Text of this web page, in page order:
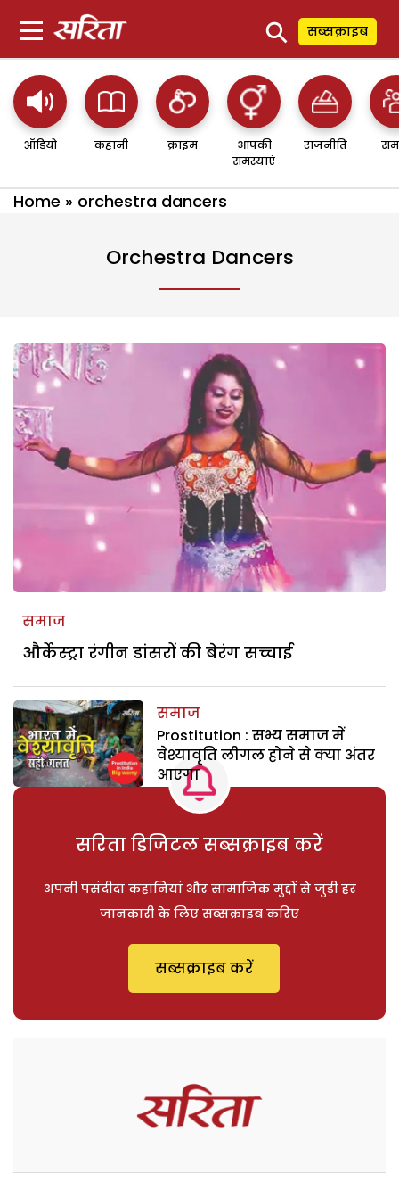
⚲ सब्सक्राइब
ऑडियो कहानी क्राइम
आपकी
समस्याएं
राजनीति
Home » orchestra dancers
Orchestra Dancers
समाज
और्केस्ट्रा रंगीन डांसरों की बेरंग सच्चाई
समाज
Prostitution : सभ्य समाज में
वेश्यावृति लीगल होने से क्या अंतर
आएगा
सरिता डिजिटल सब्सक्राइब करें
अपनी पसंदीदा कहानियां और सामाजिक मुद्दों से जुड़ी हर
जानकारी के लिए सब्सक्राइब करिए
सब्सक्राइब करें